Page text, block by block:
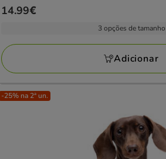
Preço
14.99€
3 opções de tamanho
Adicionar
-25% na 2ª un.